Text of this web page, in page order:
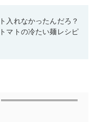
入れなかったんだろ？
マトの冷たい麺レシピ